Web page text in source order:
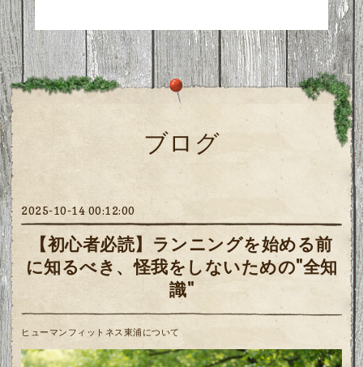
ブログ
2025-10-14 00:12:00
【初心者必読】ランニングを始める前
に知るべき、怪我をしないための"全知
識"
ヒューマンフィットネス東浦について